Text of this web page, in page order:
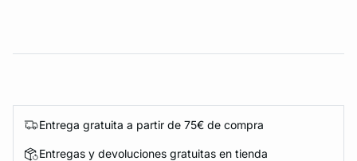
Entrega gratuita a partir de 75€ de compra
Entregas y devoluciones gratuitas en tienda